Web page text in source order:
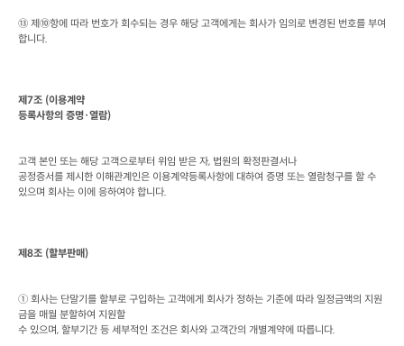
⑬ 제⑩항에 따라 번호가 회수되는 경우 해당 고객에게는 회사가 임의로 변경된 번호를 부여
합니다.
제 7조 (이용계약
등록사항의 증명·열람)
고객 본인 또는 해당 고객으로부터 위임 받은 자, 법원의 확정판결서나
공정증서를 제시한 이해관계인은 이용계약등록사항에 대하여 증명 또는 열람청구를 할 수
있으며 회사는 이에 응하여야 합니다.
제 8조 (할부판매 )
① 회사는 단말기를 할부로 구입하는 고객에게 회사가 정하는 기준에 따라 일정금액의 지원
금을 매월 분할하여 지원할
수 있으며, 할부기간 등 세부적인 조건은 회사와 고객간의 개별계약에 따릅니다.